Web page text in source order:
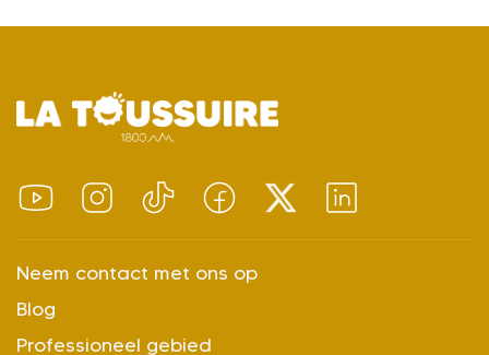
Neem contact met ons op
Blog
Professioneel gebied